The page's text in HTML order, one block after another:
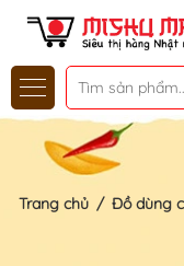
Trang chủ / Đồ dùng